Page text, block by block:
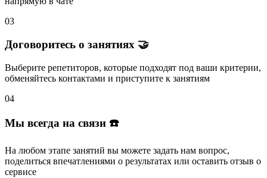
03
Договоритесь о занятиях 🤝
Выберите репетиторов, которые подходят под ваши критерии,
обменяйтесь контактами и приступите к занятиям
04
Мы всегда на связи ☎️
На любом этапе занятий вы можете задать нам вопрос,
поделиться впечатлениями о результатах или оставить отзыв о
сервисе